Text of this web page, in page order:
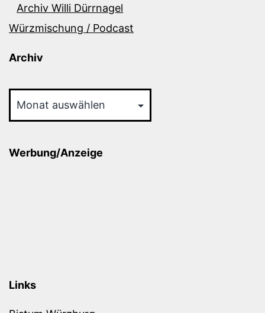
Archiv Willi Dürrnagel
Würzmischung / Podcast
Archiv
Werbung/Anzeige
Links